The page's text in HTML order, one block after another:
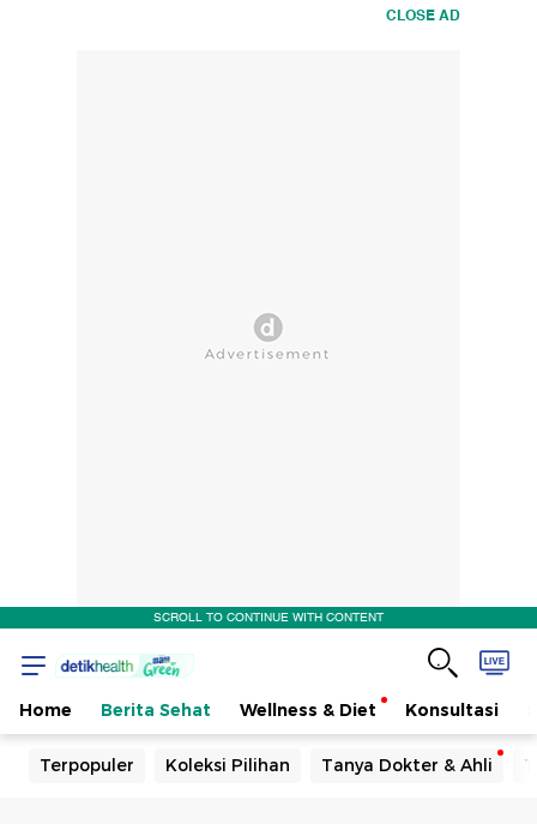
CLOSE AD
SCROLL TO CONTINUE WITH CONTENT
Home Berita Sehat Wellness & Diet Konsultasi
Terpopuler Koleksi Pilihan Tanya Dokter & Ahli